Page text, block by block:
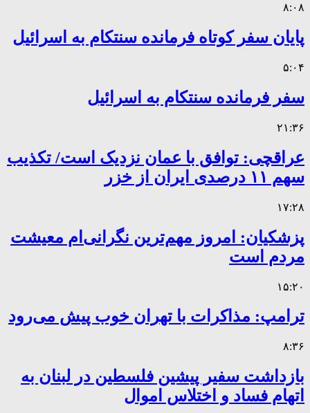
۸:۰۸
پایان سفر کوتاه فرمانده سنتکام به اسرائیل
۵:۰۴
سفر فرمانده سنتکام به اسرائیل
۲۱:۳۶
عراقچی: توافق با عمان نزدیک است/ تکذیب
سهم ۱۱ درصدی ایران از خزر
۱۷:۲۸
پزشکیان: امروز مهم‌ترین نگرانی‌ام معیشت
مردم است
۱۵:۲۰
ترامپ: مذاکرات با تهران خوب پیش می‌رود
۸:۳۶
بازداشت سفیر پیشین فلسطین در لبنان به
اتهام فساد و اختلاس اموال